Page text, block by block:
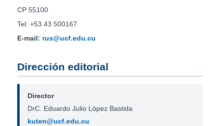
CP 55100
Tel: +53 43 500167
E-mail: rus@ucf.edu.cu
Dirección editorial
Director
DrC. Eduardo Julio López Bastida
kuten@ucf.edu.cu